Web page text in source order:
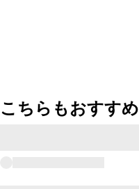
こちらもおすすめ